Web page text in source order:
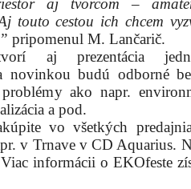
aj tvorcom –
touto cestou ich chcem
pripomenul M. Lančarič.
aj prezentácia
novinkou budú odborné
ako napr.
a pod.
vo všetkých
v Trnave v CD Aquarius.
informácii o EKOfeste